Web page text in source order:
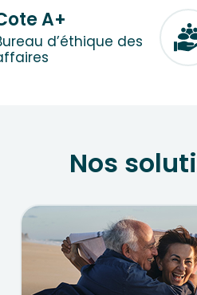
A+
d’éthique des
Nos